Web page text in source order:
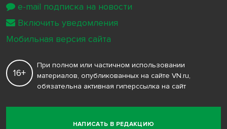
НАПИСАТЬ В РЕДАКЦИЮ
16+
При полном или частичном использовании
материалов, опубликованных на сайте VN.ru,
обязательна активная гиперссылка на сайт
e-mail подписка на новости
Включить уведомления
Мобильная версия сайта